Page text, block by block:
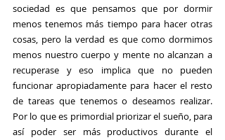
sociedad es que pensamos que por dormir
menos tenemos más tiempo para hacer otras
cosas, pero la verdad es que como dormimos
menos nuestro cuerpo y mente no alcanzan a
recuperase y eso implica que no pueden
funcionar apropiadamente para hacer el resto
de tareas que tenemos o deseamos realizar.
Por lo que es primordial priorizar el sueño, para
así poder ser más productivos durante el